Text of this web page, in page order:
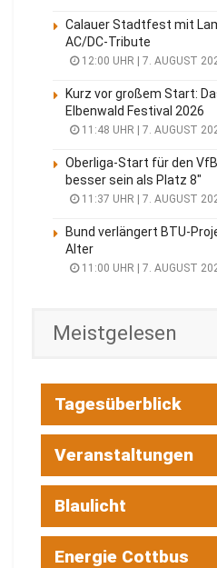
Calauer Stadtfest mit
AC/DC-Tribute
12:00 UHR | 7. AUGUST
Kurz vor großem Start:
Elbenwald Festival 2026
11:48 UHR | 7. AUGUST
Oberliga-Start für den
besser sein als Platz 8″
11:37 UHR | 7. AUGUST
Bund verlängert BTU-
Alter
11:00 UHR | 7. AUGUST
Meistgelesen
Tagesüberblick
Veranstaltungen
Blaulicht
Energie Cottbus